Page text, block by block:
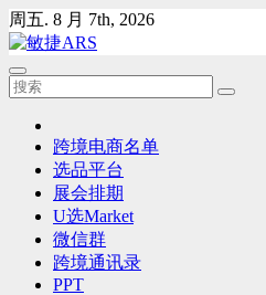
Skip
to
content
周五. 8 月 7th, 2026
跨境电商名单
选品平台
展会排期
U选Market
微信群
跨境通讯录
PPT